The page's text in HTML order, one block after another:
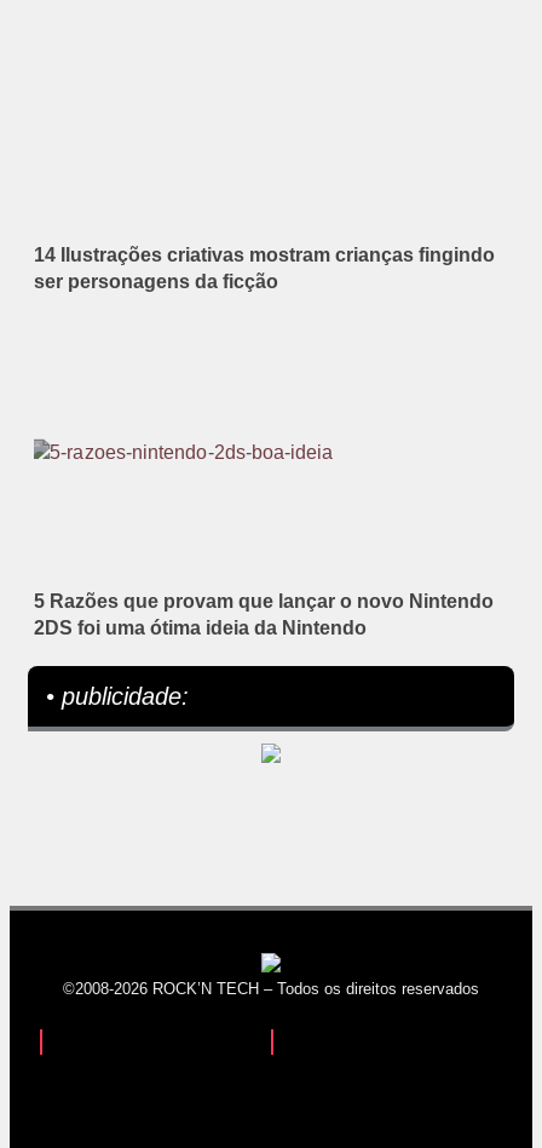
14 Ilustrações criativas mostram crianças fingindo
ser personagens da ficção
5 Razões que provam que lançar o novo Nintendo
2DS foi uma ótima ideia da Nintendo
• publicidade:
©2008-2026 ROCK’N TECH – Todos os direitos reservados